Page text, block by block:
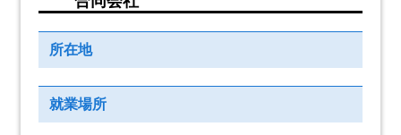
所在地
就業場所